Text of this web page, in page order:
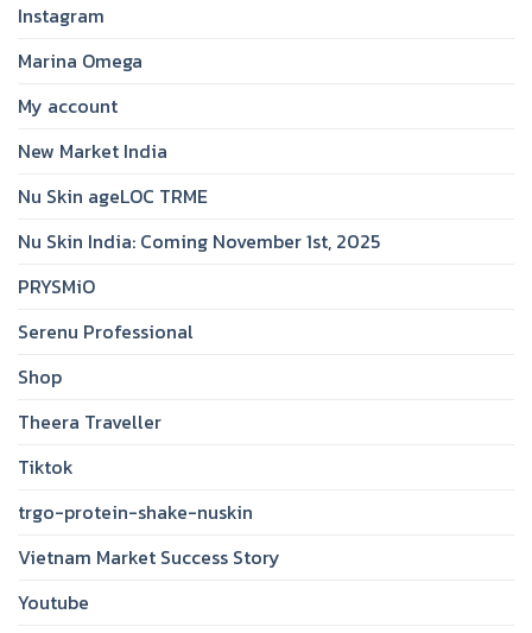
Instagram
Marina Omega
My account
New Market India
Nu Skin ageLOC TRME
Nu Skin India: Coming November 1st, 2025
PRYSMiO
Serenu Professional
Shop
Theera Traveller
Tiktok
trgo-protein-shake-nuskin
Vietnam Market Success Story
Youtube